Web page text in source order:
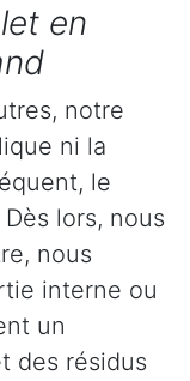
en
notre
ni la
le
lors, nous
nous
interne ou
un
des résidus